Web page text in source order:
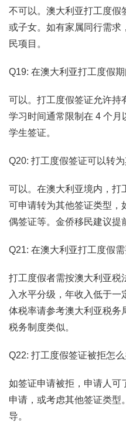
不可以。澳大利亚打工度假
或子女。如有家属同行需求
民项目。
Q19: 在澳大利亚打工度假
可以。打工度假签证允许持
学习时间通常限制在 4 个
学生签证。
Q20: 打工度假签证可以转
可以。在澳大利亚境内，打
可申请转为其他签证类型，
偶签证等。金侨移民建议提
Q21: 在澳大利亚打工度假
打工度假者需按澳大利亚税
入水平分级，年收入低于
体税率请参考澳大利亚税务
税务制度类似。
Q22: 打工度假签证被拒怎么
如签证申请被拒，申请人可
申请，或考虑其他签证类型
导。